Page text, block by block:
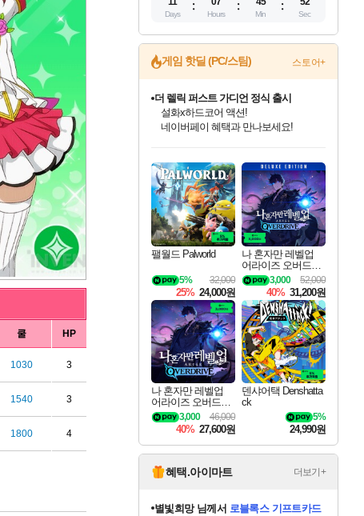
쿨 HP
1030 3
1540 3
1800 4
Days Hours Min Sec
게임 핫딜 (PC/스팀) 스토어+
최대 90% 할인가를 만나보세요!
네이버혜택과 함께 만나보세요!
50%할인&추가 적립까지!
네이버 포인트 혜택까지!
이니&베니 혜택까지!
네이버 혜택가와 함께 예약하세요!
할인&네이버혜택으로 만나보세요!
더 렐릭 퍼스트 가디언 정식 출시
설화x하드코어 액션!
네이버페이 혜택과 만나보세요!
40주년 프로모션으로 만나보세요!
할인가에 만나보세요!
일부 에디션 상시 할인!
혜택으로 예약 판매 중
편안하게 충전하세요
팰월드 Palworld
32,000
5%
25% 24,000원
나 혼자만 레벨업
어라이즈 오버드라
이브 디럭스 에디션
Solo Leveling Arise
Overdrive Deluxe Edi
tion
52,000
3,000
40% 31,200원
나 혼자만 레벨업
어라이즈 오버드라
이브 Solo Leveling A
rise
46,000
3,000
40% 27,600원
덴샤어택 Denshatta
ck
5%
24,990원
혜택.아이마트 더보기+
별빛희망님께서 로블록스 기프트카드